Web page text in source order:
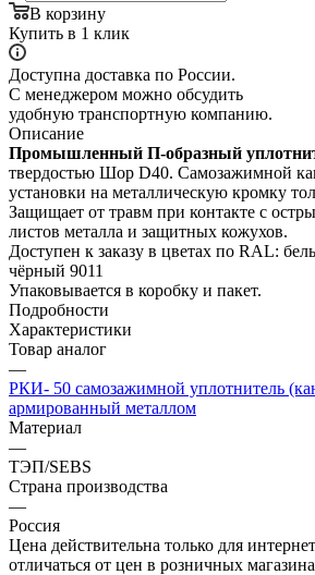
В корзину
Купить в 1 клик
Доступна доставка по России.
С менеджером можно обсудить
удобную транспортную компанию.
Описание
Промышленный П-образный
твердостью Шор D40. Самозажимной
установки на металлическую кромку
Защищает от травм при контакте с
листов металла и защитных кожухов.
Доступен к заказу в цветах по RAL:
чёрный 9011
Упаковывается в коробку и пакет.
Подробности
Характеристики
Товар аналог
—
РКИ- 50 самозажимной уплотнитель
армированный металлом
Материал
—
ТЭП/SEBS
Страна производства
—
Россия
Цена действительна только для
отличаться от цен в розничных